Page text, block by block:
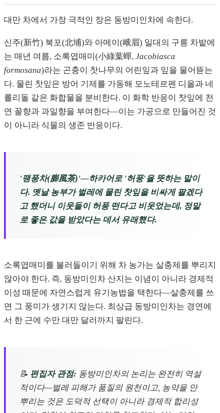
대만 차에서 가장 극적인 장은 동방미인차에 속한다.
신주(新竹) 북포(北埔)와 아메이(峨眉) 일대의 구릉 차밭에
는 매년 여름, 소록엽매미(小綠葉蟬, Jacobiasca
formosana)라는 곤충이 찻나무의 어린잎과 잎을 물어뜯는
다. 물린 찻잎은 방어 기제를 가동해 모노테르펜 디올과 네
롤리돌 같은 화합물을 분비한다. 이 화학 반응이 찻잎에 천
연 꿀향과 과일향을 부여한다—이는 가공으로 만들어진 것
이 아니라 식물의 생존 반응이다.
'팽풍차(膨風茶)'—하카어로 '허풍'을 뜻하는 말이
다. 옛날 농부가 벌레에 물린 찻잎을 비싸게 팔겠다
고 했더니 이웃들이 허풍 떤다고 비웃었는데, 정말
로 좋은 값을 받았다는 데서 유래했다.
소록엽매미를 불러들이기 위해 차 농가는 살충제를 뿌리지
않아야 한다. 즉, 동방미인차 산지는 이념이 아니라 경제적
이성 때문에 자연스럽게 유기농법을 택한다—살충제를 쓰
면 그 풍미가 생기지 않는다. 최상급 동방미인차는 경연에
서 한 근에 수만 대만 달러까지 팔린다.
📝 편집자 관점: 동방미인차의 논리는 완전히 역설
적이다—벌레 피해가 품질의 원천이고, 농약을 안
뿌리는 것은 도덕적 선택이 아니라 경제적 합리성